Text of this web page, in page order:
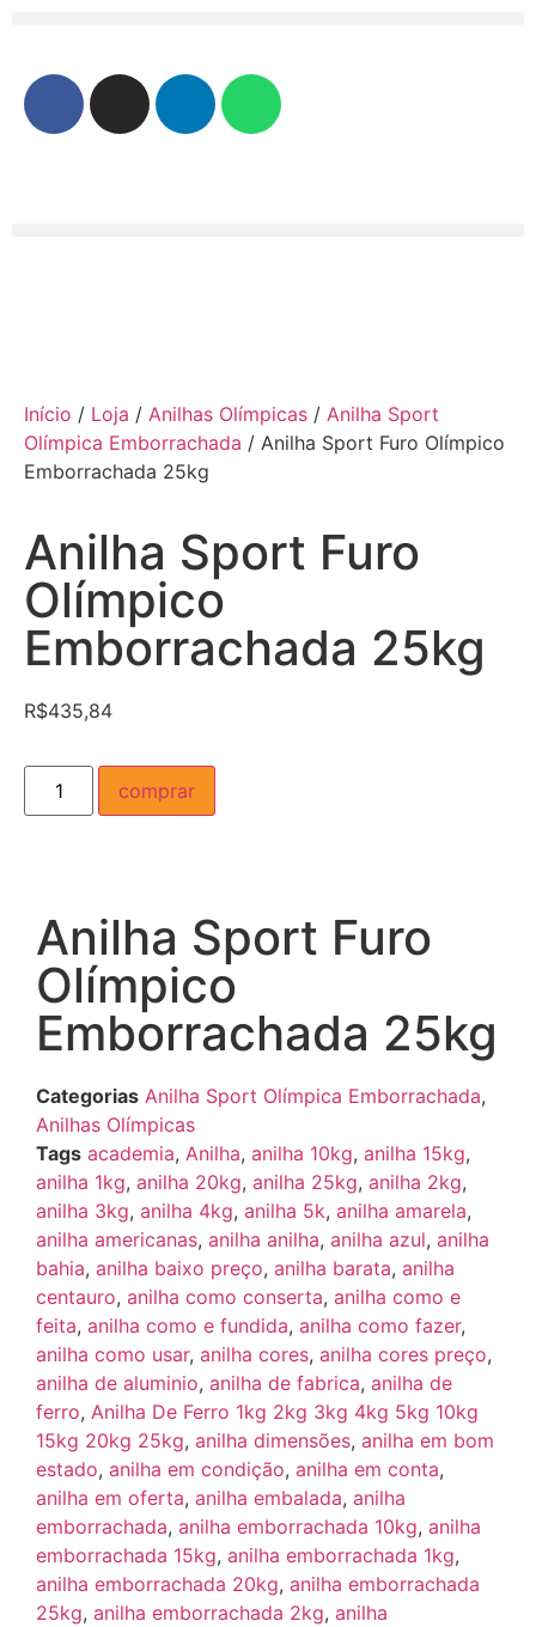
Início / Loja / Anilhas Olímpicas / Anilha Sport
Olímpica Emborrachada / Anilha Sport Furo Olímpico
Emborrachada 25kg
Anilha Sport Furo
Olímpico
Emborrachada 25kg
R$435,84
comprar
Anilha Sport Furo
Olímpico
Emborrachada 25kg
Categorias Anilha Sport Olímpica Emborrachada,
Anilhas Olímpicas
Tags academia, Anilha, anilha 10kg, anilha 15kg,
anilha 1kg, anilha 20kg, anilha 25kg, anilha 2kg,
anilha 3kg, anilha 4kg, anilha 5k, anilha amarela,
anilha americanas, anilha anilha, anilha azul, anilha
bahia, anilha baixo preço, anilha barata, anilha
centauro, anilha como conserta, anilha como e
feita, anilha como e fundida, anilha como fazer,
anilha como usar, anilha cores, anilha cores preço,
anilha de aluminio, anilha de fabrica, anilha de
ferro, Anilha De Ferro 1kg 2kg 3kg 4kg 5kg 10kg
15kg 20kg 25kg, anilha dimensões, anilha em bom
estado, anilha em condição, anilha em conta,
anilha em oferta, anilha embalada, anilha
emborrachada, anilha emborrachada 10kg, anilha
emborrachada 15kg, anilha emborrachada 1kg,
anilha emborrachada 20kg, anilha emborrachada
25kg, anilha emborrachada 2kg, anilha